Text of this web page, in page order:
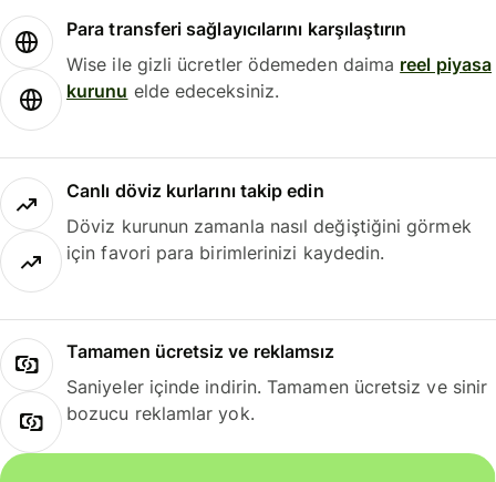
Para transferi sağlayıcılarını karşılaştırın
Wise ile gizli ücretler ödemeden daima reel piyasa
kurunu elde edeceksiniz.
Canlı döviz kurlarını takip edin
Döviz kurunun zamanla nasıl değiştiğini görmek
için favori para birimlerinizi kaydedin.
Tamamen ücretsiz ve reklamsız
Saniyeler içinde indirin. Tamamen ücretsiz ve sinir
bozucu reklamlar yok.